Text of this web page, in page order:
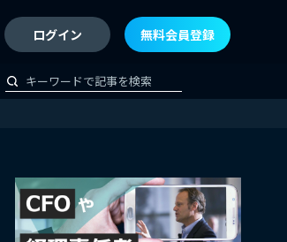
ログイン 無料会員登録